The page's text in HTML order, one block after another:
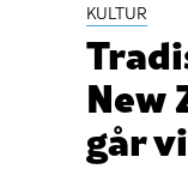
KULTUR
New
går